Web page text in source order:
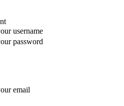
username
password
email